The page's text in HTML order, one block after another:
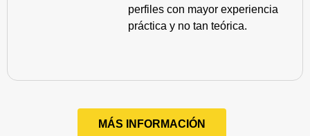
perfiles con mayor experiencia
práctica y no tan teórica.
MÁS INFORMACIÓN